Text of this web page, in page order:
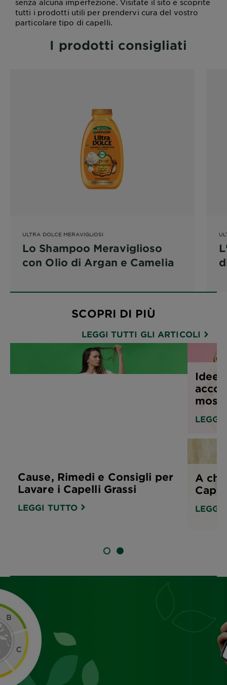
senza alcuna imperfezione. Visitate il sito e scoprite
tutti i prodotti utili per prendervi cura del vostro
particolare tipo di capelli.
I prodotti consigliati
ULTRA DOLCE MERAVIGLIOSI
Lo Shampoo Meraviglioso
con Olio di Argan e Camelia
SCOPRI DI PIÙ
LEGGI TUTTI GLI ARTICOLI
Cause, Rimedi e Consigli per
Lavare i Capelli Grassi
LEGGI TUTTO
Idee
mossi
LEGGI
A chi
LEGGI
SLIDE 1SLIDE 2